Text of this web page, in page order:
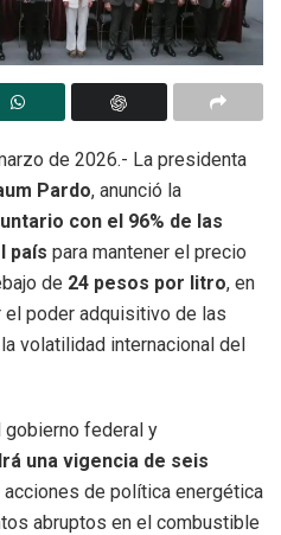
de 2026.- La presidenta
Pardo, anunció la
con el 96% de las
país para mantener el precio
de 24 pesos por litro, en
el poder adquisitivo de las
volatilidad internacional del
gobierno federal y
una vigencia de seis
de política energética
abruptos en el combustible